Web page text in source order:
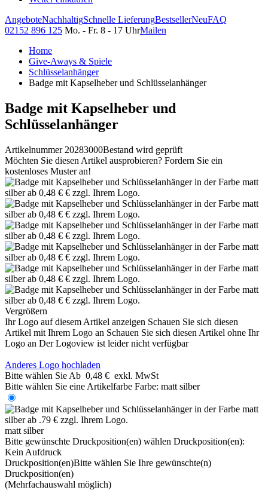
AngeboteNachhaltigSchnelle LieferungBestsellerNeuFAQ
02152 896 125 Mo. - Fr. 8 - 17 UhrMailen
Home
Give-Aways & Spiele
Schlüsselanhänger
Badge mit Kapselheber und Schlüsselanhänger
Badge mit Kapselheber und
Schlüsselanhänger
Artikelnummer 20283000Bestand wird geprüft
Möchten Sie diesen Artikel ausprobieren? Fordern Sie ein
kostenloses Muster an!
Vergrößern
Ihr Logo auf diesem Artikel anzeigen Schauen Sie sich diesen
Artikel mit Ihrem Logo an Schauen Sie sich diesen Artikel ohne Ihr
Logo an Der Logoview ist leider nicht verfügbar
Anderes Logo hochladen
Bitte wählen Sie Ab 0,48 € exkl. MwSt
Bitte wählen Sie eine Artikelfarbe Farbe: matt silber
matt silber
Bitte gewünschte Druckposition(en) wählen Druckposition(en):
Kein Aufdruck
Druckposition(en)Bitte wählen Sie Ihre gewünschte(n)
Druckposition(en)
(Mehrfachauswahl möglich)